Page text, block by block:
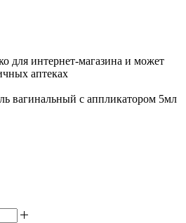
для интернет-магазина и может
аптеках
вагинальный c аппликатором 5мл